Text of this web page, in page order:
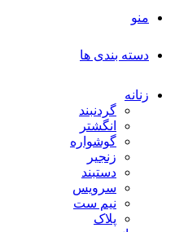
منو
دسته بندی ها
زنانه
گردنبند
انگشتر
گوشواره
زنجیر
دستبند
سرویس
نیم ست
پلاک